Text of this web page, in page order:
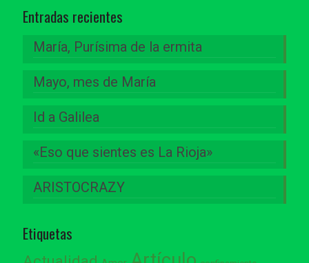
Entradas recientes
María, Purísima de la ermita
Mayo, mes de María
Id a Galilea
«Eso que sientes es La Rioja»
ARISTOCRAZY
Etiquetas